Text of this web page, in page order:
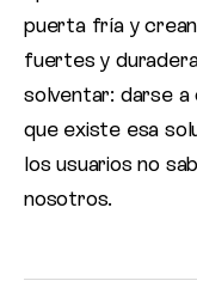
puerta fría y
fuertes y
solventar: darse
que existe esa
los usuarios no
nosotros.